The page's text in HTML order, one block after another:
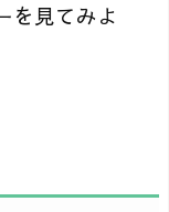
を見てみよ